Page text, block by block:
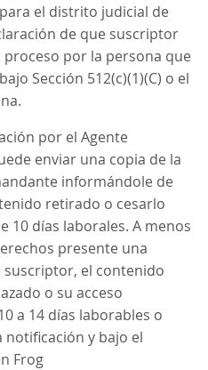
el distrito judicial de
de que suscriptor
por la persona que
Sección 512(c)(1)(C) o el
por el Agente
enviar una copia de la
informándole de
retirado o cesarlo
10 días laborales. A menos
presente una
el contenido
o su acceso
a 14 días laborables o
notificación y bajo el
Frog